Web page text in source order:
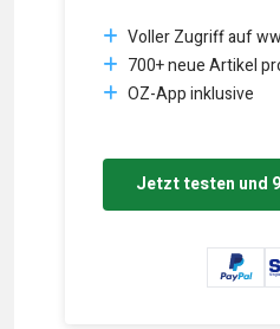
Voller Zugriff auf
700+ neue Artikel
OZ-App inklusive
Jetzt testen und